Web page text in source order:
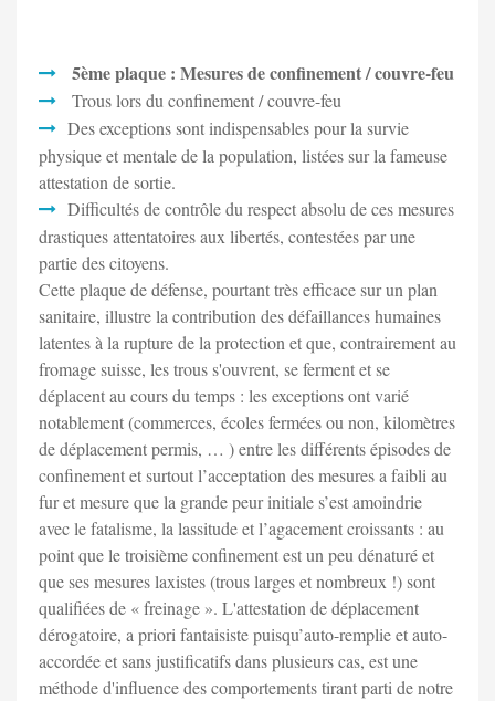
5ème plaque : Mesures de confinement / couvre-feu
Trous lors du confinement / couvre-feu
Des exceptions sont indispensables pour la survie
physique et mentale de la population, listées sur la fameuse
attestation de sortie.
Difficultés de contrôle du respect absolu de ces mesures
drastiques attentatoires aux libertés, contestées par une
partie des citoyens.
Cette plaque de défense, pourtant très efficace sur un plan
sanitaire, illustre la contribution des défaillances humaines
latentes à la rupture de la protection et que, contrairement au
fromage suisse, les trous s'ouvrent, se ferment et se
déplacent au cours du temps : les exceptions ont varié
notablement (commerces, écoles fermées ou non, kilomètres
de déplacement permis, … ) entre les différents épisodes de
confinement et surtout l’acceptation des mesures a faibli au
fur et mesure que la grande peur initiale s’est amoindrie
avec le fatalisme, la lassitude et l’agacement croissants : au
point que le troisième confinement est un peu dénaturé et
que ses mesures laxistes (trous larges et nombreux !) sont
qualifiées de « freinage ». L'attestation de déplacement
dérogatoire, a priori fantaisiste puisqu’auto-remplie et auto-
accordée et sans justificatifs dans plusieurs cas, est une
méthode d'influence des comportements tirant parti de notre